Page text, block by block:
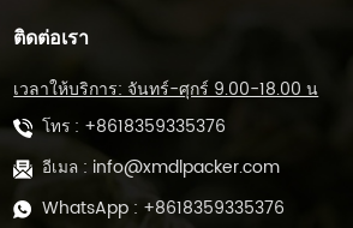
ติดต่อเรา
เวลาให้บริการ: จันทร์-ศุกร์ 9.00-18.00 น
โทร : +8618359335376
อีเมล : info@xmdlpacker.com
WhatsApp : +8618359335376